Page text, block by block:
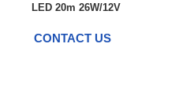
LED 20m 26W/12V
CONTACT US